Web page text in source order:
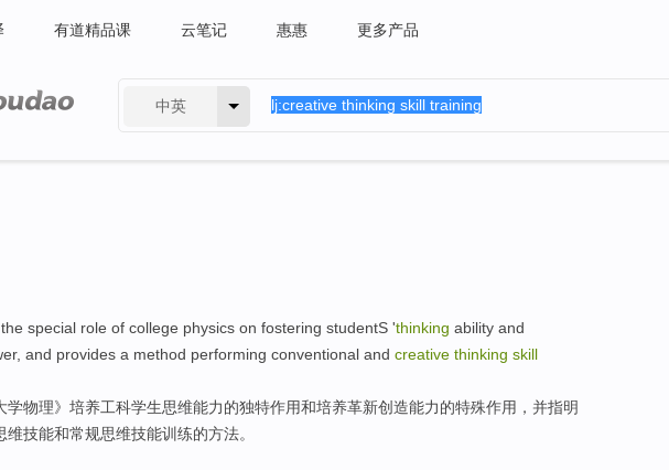
有道精品课 云笔记 惠惠 更多产品
中英
special role of college physics on fostering studentS 'thinking ability and
, and provides a method performing conventional and creative thinking skill
学物理》 培养工科学生思维能力的独特作用和培养革新创造能力的特殊作用， 并指明
维技能和常规思维技能训练的方法。